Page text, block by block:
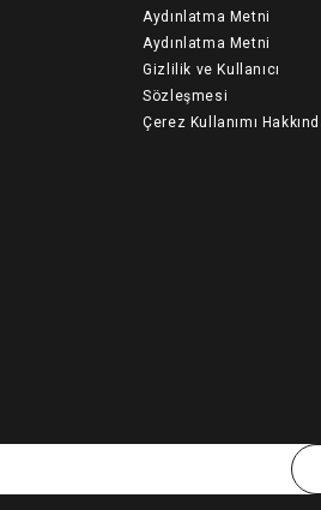
Aydınlatma Metni
Aydınlatma Metni
Gizlilik ve Kullanıcı
Sözleşmesi
Çerez Kullanımı